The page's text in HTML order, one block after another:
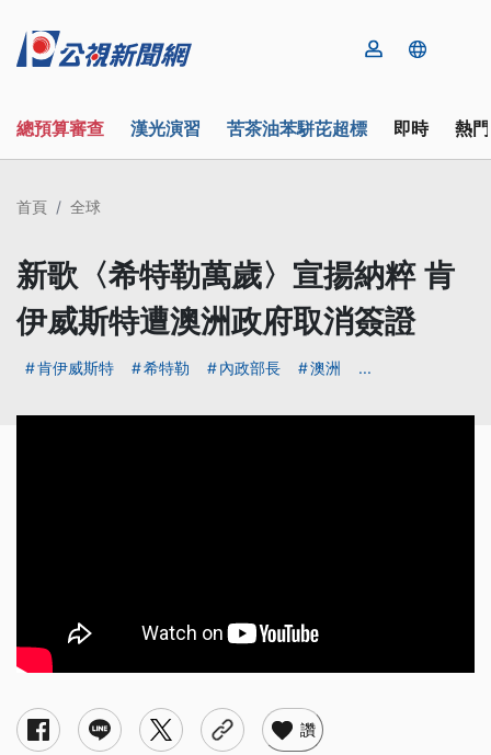
總預算審查 漢光演習 苦茶油苯駢芘超標 即時 熱
首頁 全球
新歌〈希特勒萬歲〉宣揚納粹 肯
伊威斯特遭澳洲政府取消簽證
肯伊威斯特 希特勒 內政部長 澳洲 ...
讚